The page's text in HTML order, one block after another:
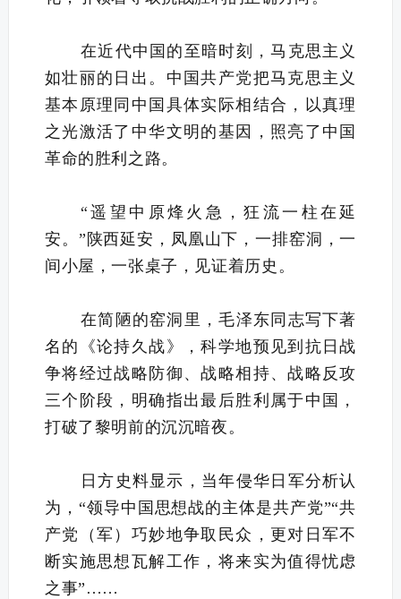
在近代中国的至暗时刻，马克思主义
如壮丽的日出。中国共产党把马克思主义
基本原理同中国具体实际相结合，以真理
之光激活了中华文明的基因，照亮了中国
革命的胜利之路。
“遥望中原烽火急，狂流一柱在延
安。”陕西延安，凤凰山下，一排窑洞，一
间小屋，一张桌子，见证着历史。
在简陋的窑洞里，毛泽东同志写下著
名的《论持久战》，科学地预见到抗日战
争将经过战略防御、战略相持、战略反攻
三个阶段，明确指出最后胜利属于中国，
打破了黎明前的沉沉暗夜。
日方史料显示，当年侵华日军分析认
为，“领导中国思想战的主体是共产党”“共
产党（军）巧妙地争取民众，更对日军不
断实施思想瓦解工作，将来实为值得忧虑
之事”……